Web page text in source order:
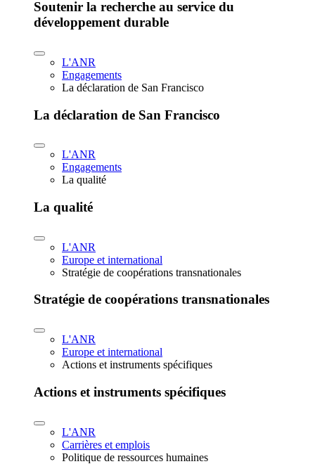
Soutenir la recherche au service du
développement durable
L'ANR
Engagements
La déclaration de San Francisco
La déclaration de San Francisco
L'ANR
Engagements
La qualité
La qualité
L'ANR
Europe et international
Stratégie de coopérations transnationales
Stratégie de coopérations transnationales
L'ANR
Europe et international
Actions et instruments spécifiques
Actions et instruments spécifiques
L'ANR
Carrières et emplois
Politique de ressources humaines